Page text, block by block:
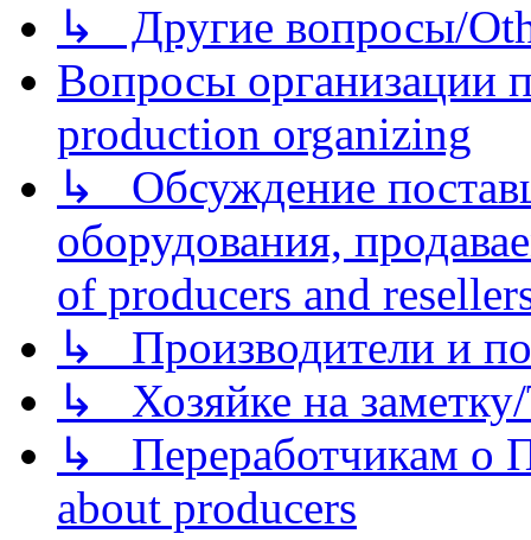
↳ Другие вопросы/
Вопросы организации
production organizing
↳ Обсуждение
оборудования,
of producers and
↳ Производители и
↳ Хозяйке на
↳ Переработчикам о
about producers